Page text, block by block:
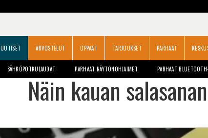
UUTISET ARVOSTELUT OPPAAT TARJOUKSET PARHAAT
SÄHKÖPOTKULAUDAT PARHAAT NÄYTÖNOHJAIMET PARHAAT
Näin kauan